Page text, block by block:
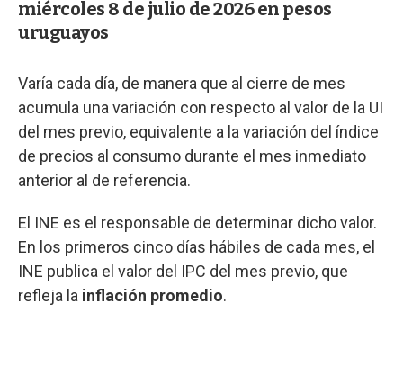
miércoles 8 de julio de 2026 en pesos
uruguayos
Varía cada día, de manera que al cierre de mes
acumula una variación con respecto al valor de la UI
del mes previo, equivalente a la variación del índice
de precios al consumo durante el mes inmediato
anterior al de referencia.
El INE es el responsable de determinar dicho valor.
En los primeros cinco días hábiles de cada mes, el
INE publica el valor del IPC del mes previo, que
refleja la inflación promedio.